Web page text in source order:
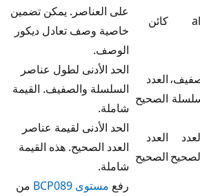
كائن
على العناصر. يمكن تضمين
خاصية وصف تعادل ديكور
الوصف.
العدد
الصحيح
الحد الأدنى لطول عناصر
السلسلة والصفيف. القيمة
شاملة.
العدد
الصحيح
الحد الأدنى لقيمة عناصر
العدد الصحيح. هذه القيمة
شاملة.
رفع مستوى BCP089
من